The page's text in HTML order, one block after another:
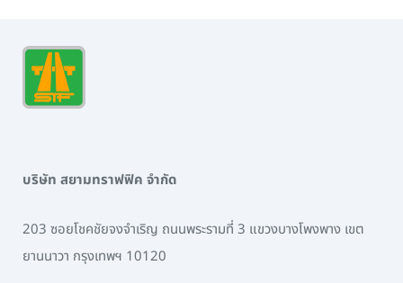
บริษัท สยามทราฟฟิค จำกัด
203 ซอยโชคชัยจงจำเริญ ถนนพระรามที่ 3 แขวงบางโพงพาง เขต
ยานนาวา กรุงเทพฯ 10120